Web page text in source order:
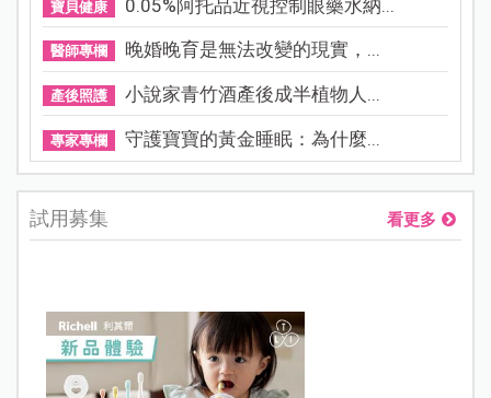
寶貝健康 0.05%阿托品近視控制眼藥水納...
醫師專欄 晚婚晚育是無法改變的現實，...
產後照護 小說家青竹酒產後成半植物人...
專家專欄 守護寶寶的黃金睡眠：為什麼...
試用募集 看更多